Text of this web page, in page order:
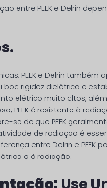
entre PEEK e Delrin
PEEK e Delrin também
boa rigidez dielétrica e
elétrico muito altos,
PEEK é resistente à
se de que PEEK
de radiação é
entre Delrin e PEEK
e à radiação.